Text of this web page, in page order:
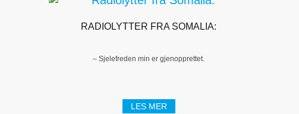
RADIOLYTTER FRA SOMALIA:
– Sjelefreden min er gjenopprettet.
LES MER